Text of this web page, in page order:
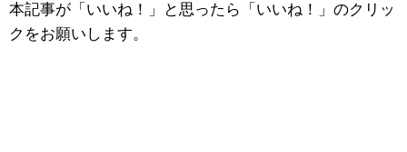
本記事が「いいね！」と思ったら「いいね！」のクリッ
クをお願いします。